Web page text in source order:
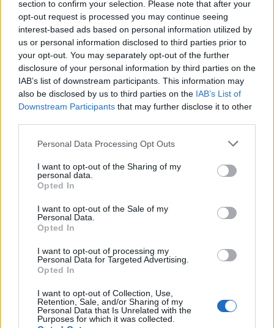
section to confirm your selection. Please note that after your
opt-out request is processed you may continue seeing
interest-based ads based on personal information utilized by
us or personal information disclosed to third parties prior to
your opt-out. You may separately opt-out of the further
disclosure of your personal information by third parties on the
IAB’s list of downstream participants. This information may
also be disclosed by us to third parties on the IAB’s List of
Downstream Participants that may further disclose it to other
Personal Data Processing Opt Outs
I want to opt-out of the Sharing of my
personal data.
Opted In
I want to opt-out of the Sale of my
Personal Data.
Opted In
I want to opt-out of processing my
Personal Data for Targeted Advertising.
Opted In
I want to opt-out of Collection, Use,
Retention, Sale, and/or Sharing of my
Personal Data that Is Unrelated with the
Purposes for which it was collected.
Portafoglio immobiliare di
Ralph Lauren: Montego
Bay, Giamaica
ILaurenacquistarono la loro prima casa presso il
celebre Round Hill Resort in Giamaica, vicino a
a un legame durato decenni con la storica proprietà
caraibica. La prima villa si trova nel punto più alto del
resort, su circa 8 ettari affacciati sul mare. Costruita
originariamente nei primi anni Cinquanta per il
finanziere Clarence Dillon e progettata dall’architetto
F. Burrall Hoffman Jr., la residenza venne ampiamente
restaurata e reinterpretata dai Lauren dopo il loro
La coppia trasformò la tenuta introducendo eleganti